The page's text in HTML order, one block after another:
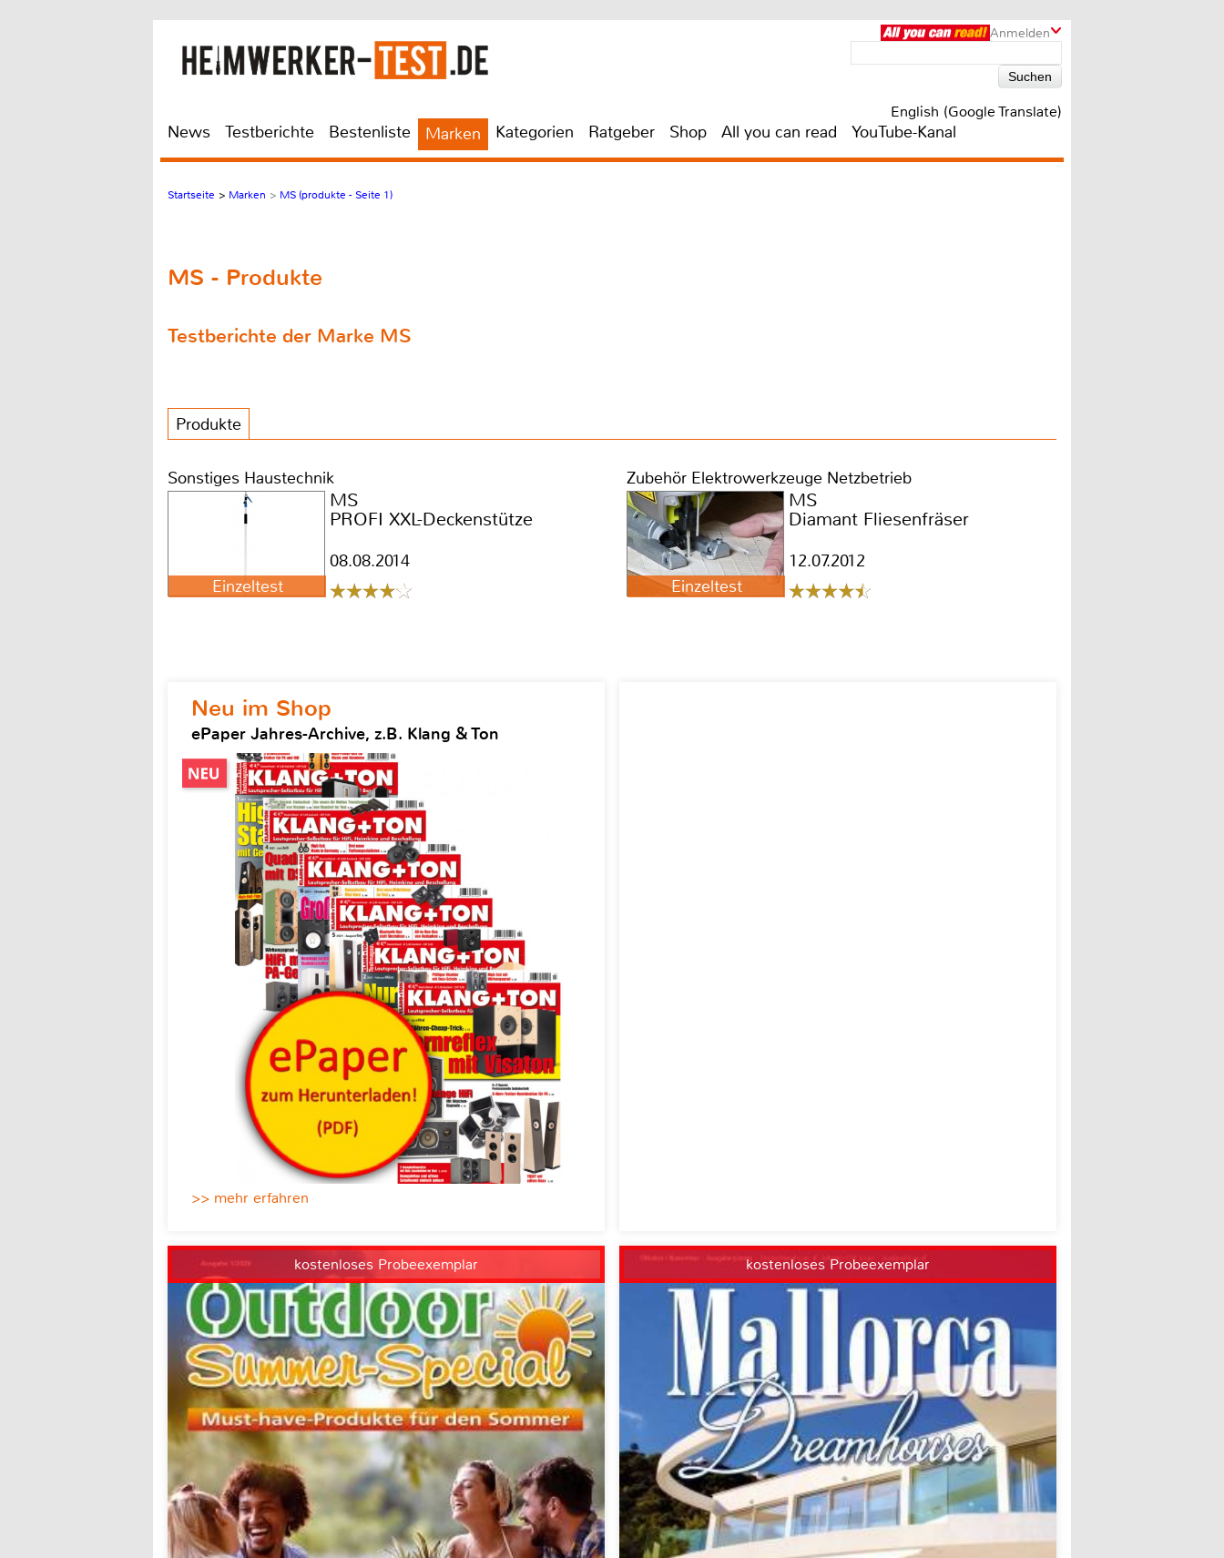
Anmelden
English (Google Translate)
News Testberichte Bestenliste Marken Kategorien Ratgeber Shop All you can read YouTube-Kanal
Startseite > Marken > MS (produkte - Seite 1)
MS - Produkte
Testberichte der Marke MS
Produkte
Sonstiges Haustechnik
Einzeltest
MS
PROFI XXL-Deckenstütze
08.08.2014
Zubehör Elektrowerkzeuge Netzbetrieb
Einzeltest
MS
Diamant Fliesenfräser
12.07.2012
Neu im Shop
ePaper Jahres-Archive, z.B. Klang & Ton
>> mehr erfahren
kostenloses Probeexemplar kostenloses Probeexemplar